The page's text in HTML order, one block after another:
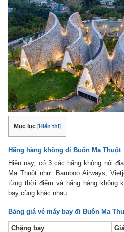
Mục lục [Hiển thị]
Hãng hàng không đi Buôn Ma Thuột
Hiện nay, có 3 các hãng không nội
Ma Thuột như: Bamboo Airways,
từng thời điểm và hãng hàng không
bay cũng khác nhau.
Bảng giávé máy bay đi Buôn Ma
Chặng bay